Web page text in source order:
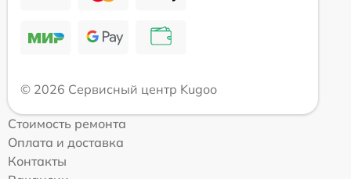
© 2026 Сервисный центр Kugoo
Стоимость ремонта
Оплата и доставка
Контакты